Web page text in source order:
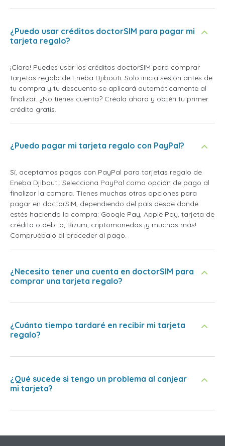
¿Puedo usar créditos doctorSIM para pagar mi
tarjeta regalo?
¡Claro! Puedes usar los créditos doctorSIM para comprar
tarjetas regalo de Eneba Djibouti. Solo inicia sesión antes de
tu compra y tu descuento se aplicará automáticamente al
finalizar. ¿No tienes cuenta? Créala ahora y obtén tu primer
crédito gratis.
¿Puedo pagar mi tarjeta regalo con PayPal?
Sí, aceptamos pagos con PayPal para tarjetas regalo de
Eneba Djibouti. Selecciona PayPal como opción de pago al
finalizar la compra. Tienes muchas otras opciones para
pagar en doctorSIM, dependiendo del país desde donde
estés haciendo la compra: Google Pay, Apple Pay, tarjeta de
crédito o débito, Bizum, criptomonedas ¡y muchos más!
Compruébalo al proceder al pago.
¿Necesito tener una cuenta en doctorSIM para
comprar una tarjeta regalo?
¿Cuánto tiempo tardaré en recibir mi tarjeta
regalo?
¿Qué sucede si tengo un problema al canjear
mi tarjeta?